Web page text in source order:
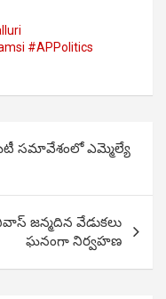
#APPolitics
సమావేశంలో ఎమ్మెల్యే
జన్మదిన వేడుకలు
ఘనంగా నిర్వహణ